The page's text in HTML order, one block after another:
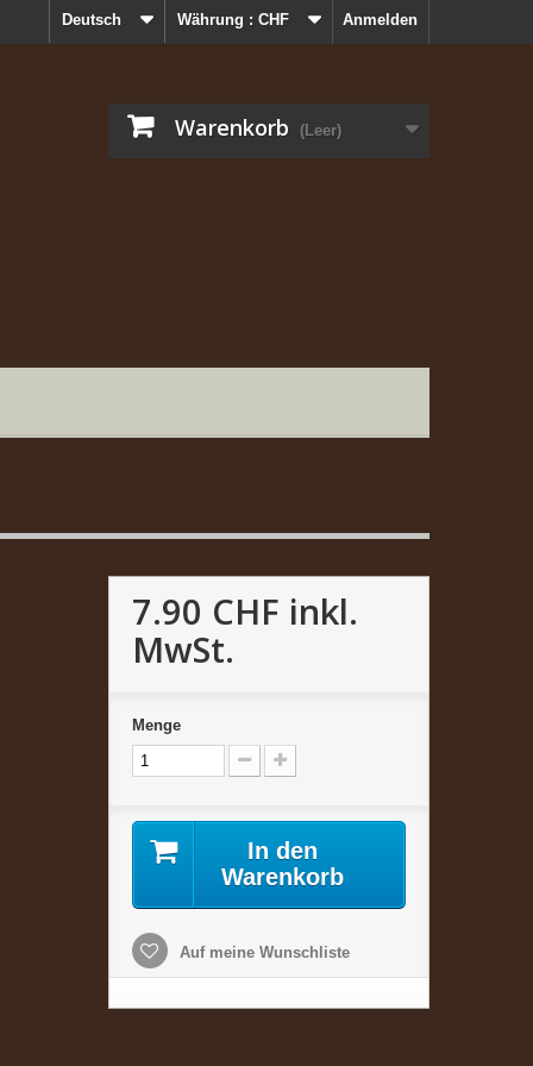
Anmelden
Währung : CHF
Deutsch
Warenkorb (Leer)
7.90 CHF inkl.
MwSt.
Menge
In den
Warenkorb
Auf meine Wunschliste